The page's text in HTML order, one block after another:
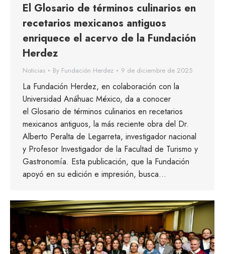
El Glosario de términos culinarios en
recetarios mexicanos antiguos
enriquece el acervo de la Fundación
Herdez
Noticias By Fundación Herdez 9 de diciembre de 2025
La Fundación Herdez, en colaboración con la
Universidad Anáhuac México, da a conocer
el Glosario de términos culinarios en recetarios
mexicanos antiguos, la más reciente obra del Dr.
Alberto Peralta de Legarreta, investigador nacional
y Profesor Investigador de la Facultad de Turismo y
Gastronomía. Esta publicación, que la Fundación
apoyó en su edición e impresión, busca…